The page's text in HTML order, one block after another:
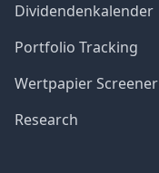
Dividendenkalender
Portfolio Tracking
Wertpapier Screener
Research